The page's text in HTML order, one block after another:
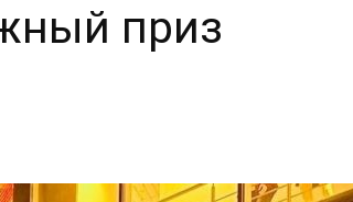
приз